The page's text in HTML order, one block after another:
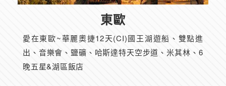
東歐
愛在東歐~華麗奧捷12天(CI)國王湖遊船、雙點進
出、音樂會、鹽礦、哈斯達特天空步道、米其林、6
晚五星&湖區飯店